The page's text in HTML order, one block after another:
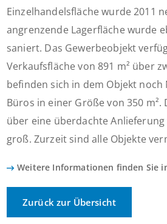
Einzelhandelsfläche wurde 2011
angrenzende Lagerfläche wurde
saniert. Das Gewerbeobjekt
Verkaufsfläche von 891 m² über
befinden sich in dem Objekt
Büros in einer Größe von 350 m².
über eine überdachte Anlieferung
groß. Zurzeit sind alle Objekte
Weitere Informationen finden Sie
Zurück zur Übersicht